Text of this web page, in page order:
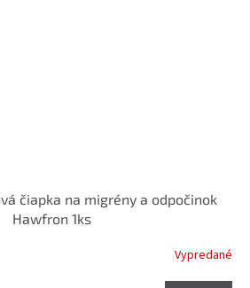
čiapka na migrény a odpočinok
Hawfron 1ks
Vypredané